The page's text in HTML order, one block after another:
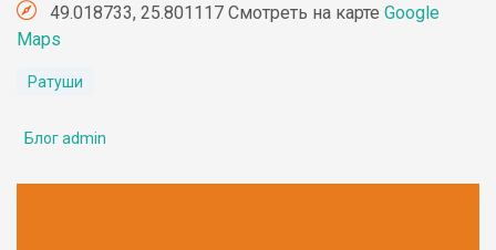
49.018733, 25.801117 Смотреть на карте Google
Maps
Ратуши
Блог admin